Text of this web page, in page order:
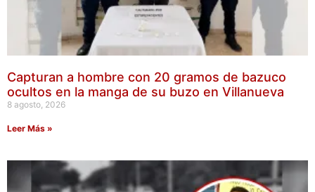
Capturan a hombre con 20 gramos de bazuco
ocultos en la manga de su buzo en Villanueva
8 agosto, 2026
Leer Más »